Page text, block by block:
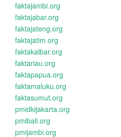
faktajambi.org
faktajabar.org
faktajateng.org
faktajatim.org
faktakalbar.org
faktariau.org
faktapapua.org
faktamaluku.org
faktasumut.org
pmidkijakarta.org
pmibali.org
pmijambi.org